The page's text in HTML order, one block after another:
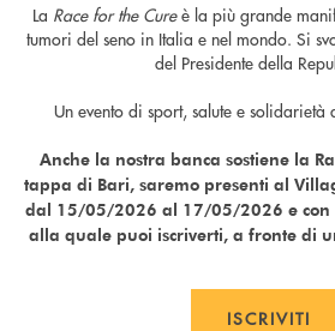
La Race for the Cureè la più grande
tumori del seno in Italia e nel mondo. Si
del Presidente della
Un evento di sport, salute e solidarietà
Anche la nostra banca sostiene la
tappa di Bari, saremo presenti al
dal 15/05/2026 al 17/05/2026 e con
alla quale puoi iscriverti, a fronte di
ISCRIVITI